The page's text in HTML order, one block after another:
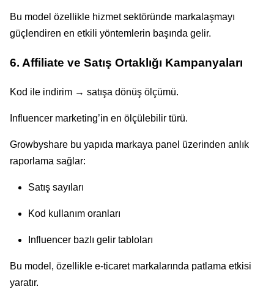
Bu model özellikle hizmet sektöründe markalaşmayı
güçlendiren en etkili yöntemlerin başında gelir.
6. Affiliate ve Satış Ortaklığı Kampanyaları
Kod ile indirim → satışa dönüş ölçümü.
Influencer marketing’in en ölçülebilir türü.
Growbyshare bu yapıda markaya panel üzerinden anlık
raporlama sağlar:
Satış sayıları
Kod kullanım oranları
Influencer bazlı gelir tabloları
Bu model, özellikle e-ticaret markalarında patlama etkisi
yaratır.